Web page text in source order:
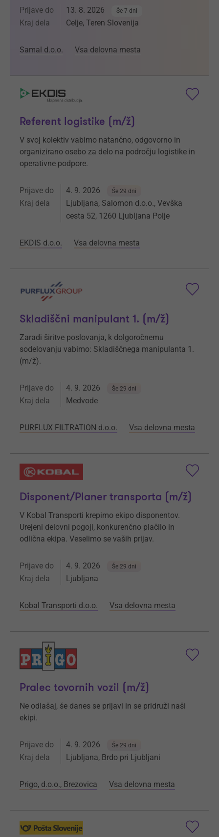
Prijave do 13. 8. 2026 Še 7 dni
Kraj dela Celje, Teren Slovenija
Samal d.o.o. Vsa delovna mesta
Referent logistike (m/ž)
V svoj kolektiv vabimo natančno, odgovorno in
organizirano osebo za delo na področju logistike in
operativne podpore.
Prijave do 4. 9. 2026 Še 29 dni
Kraj dela
Ljubljana, Salomon d.o.o., Vevška
cesta 52, 1260 Ljubljana Polje
EKDIS d.o.o. Vsa delovna mesta
Skladiščni manipulant 1. (m/ž)
Zaradi širitve poslovanja, k dolgoročnemu
sodelovanju vabimo: Skladiščnega manipulanta 1.
(m/ž).
Prijave do 4. 9. 2026 Še 29 dni
Kraj dela Medvode
PURFLUX FILTRATION d.o.o. Vsa delovna mesta
Disponent/Planer transporta (m/ž)
V Kobal Transporti krepimo ekipo disponentov.
Urejeni delovni pogoji, konkurenčno plačilo in
odlična ekipa. Veselimo se vaših prijav.
Prijave do 4. 9. 2026 Še 29 dni
Kraj dela Ljubljana
Kobal Transporti d.o.o. Vsa delovna mesta
Pralec tovornih vozil (m/ž)
Ne odlašaj, še danes se prijavi in se pridruži naši
ekipi.
Prijave do 4. 9. 2026 Še 29 dni
Kraj dela Ljubljana, Brdo pri Ljubljani
Prigo, d.o.o., Brezovica Vsa delovna mesta